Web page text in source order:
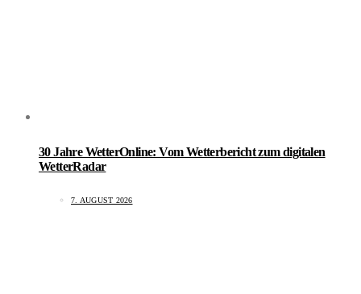
30 Jahre WetterOnline: Vom Wetterbericht zum digitalen
WetterRadar
7. AUGUST 2026